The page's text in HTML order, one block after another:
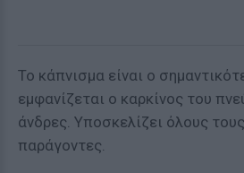
Το κάπνισμα είναι ο
εμφανίζεται ο καρκίνος του
άνδρες. Υποσκελίζει όλους
παράγοντες.